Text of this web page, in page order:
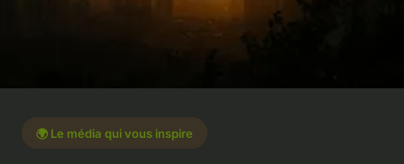
🌍 Le média qui vous inspire